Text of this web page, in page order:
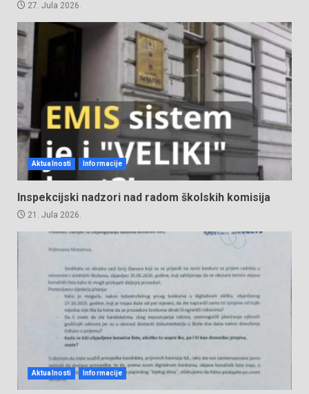
27. Jula 2026.
Aktualnosti Informacije
Inspekcijski nadzori nad radom školskih komisija
21. Jula 2026.
Aktualnosti Informacije